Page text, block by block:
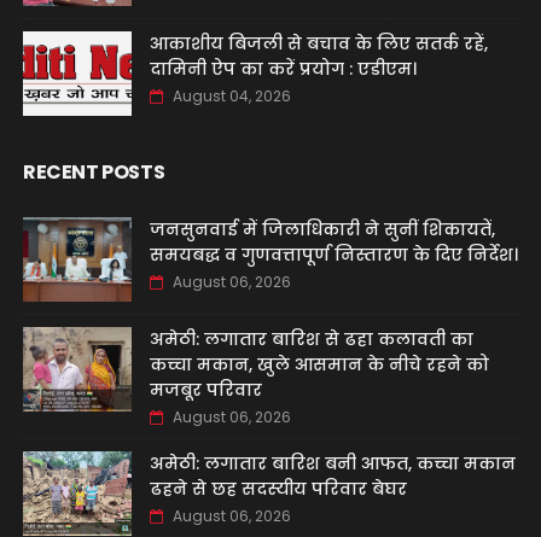
आकाशीय बिजली से बचाव के लिए सतर्क रहें,
दामिनी ऐप का करें प्रयोग : एडीएम।
August 04, 2026
RECENT POSTS
जनसुनवाई में जिलाधिकारी ने सुनीं शिकायतें,
समयबद्ध व गुणवत्तापूर्ण निस्तारण के दिए निर्देश।
August 06, 2026
अमेठी: लगातार बारिश से ढहा कलावती का
कच्चा मकान, खुले आसमान के नीचे रहने को
मजबूर परिवार
August 06, 2026
अमेठी: लगातार बारिश बनी आफत, कच्चा मकान
ढहने से छह सदस्यीय परिवार बेघर
August 06, 2026